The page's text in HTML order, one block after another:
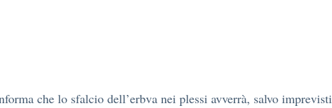
che lo sfalcio dell’erbva nei plessi avverrà, salvo